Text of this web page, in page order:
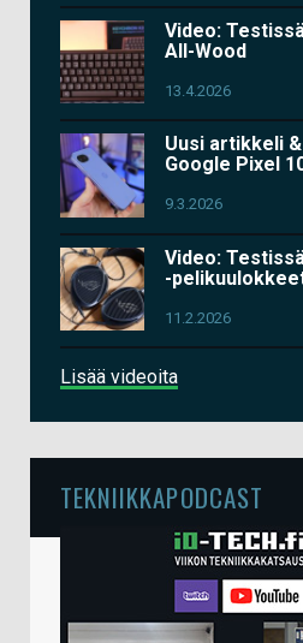
Video:
All-Wood
13.4.2026
Uusi artikkeli
Google Pixel
9.3.2026
Video:
-
11.2.2026
Lisää videoita
TEKNIIKKAPODCAST